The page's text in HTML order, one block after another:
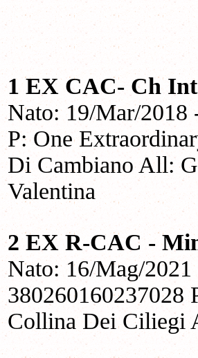
1 EX CAC- Ch
Nato: 19/Mar/2018
P: One
Di Cambiano All:
Valentina
2 EX R-CAC -
Nato: 16/Mag/
Collina Dei Ciliegi